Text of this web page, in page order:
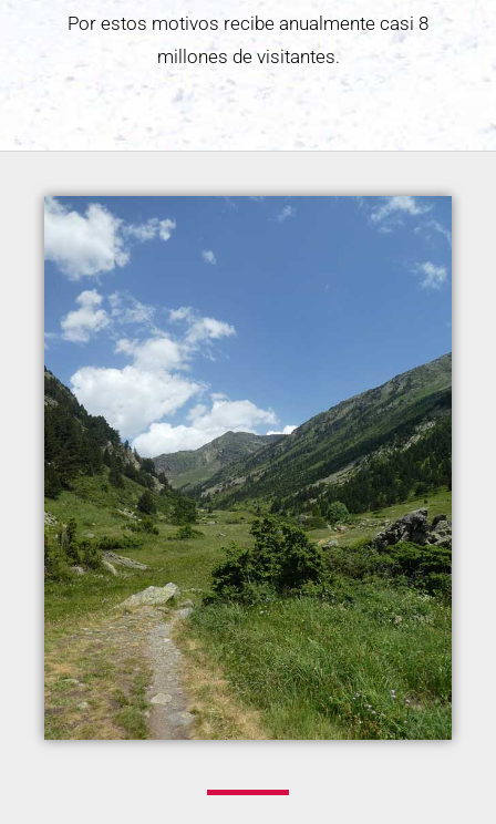
Por estos motivos recibe anualmente casi 8
millones de visitantes.